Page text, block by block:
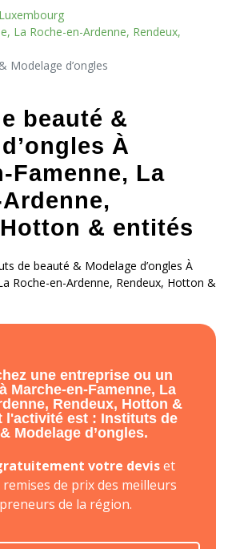
La Roche-en-Ardenne, Rendeux,
Modelage d’ongles
beauté &
À
Famenne, La
& entités
de beauté & Modelage d’ongles À
Roche-en-Ardenne, Rendeux, Hotton &
une entreprise ou un
Marche-en-Famenne, La
Rendeux, Hotton &
l'activité est : Instituts de
Modelage d’ongles.
votre deviset
de prix des meilleurs
de la région.